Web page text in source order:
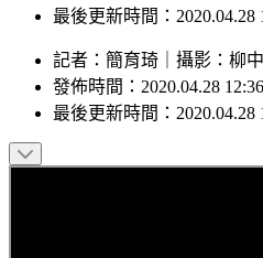
最後更新時間：2020.04.28
記者 ： 簡育琦 攝影 ： 柳
發佈時間： 2020.04.28 12:36
最後更新時間： 2020.04.28